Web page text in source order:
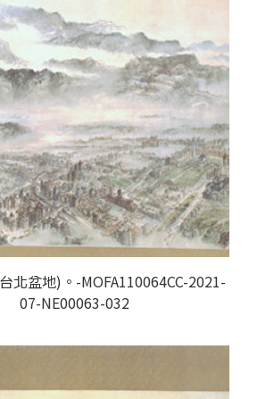
北盆地)。-MOFA110064CC-2021-
07-NE00063-032